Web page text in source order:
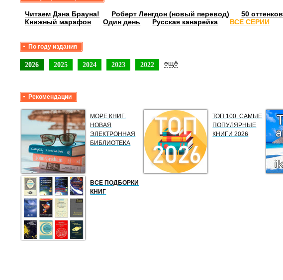
Читаем Дэна Брауна! Роберт Ленгдон (новый перевод) 50 оттенков
Книжный марафон
Один день Русская канарейка ВСЕ СЕРИИ
По году издания
2026 2025 2024 2023 2022 ещё
Рекомендации
МОРЕ КНИГ.
НОВАЯ
ЭЛЕКТРОННАЯ
БИБЛИОТЕКА
ТОП 100. САМЫЕ
ПОПУЛЯРНЫЕ
КНИГИ 2026
ВСЕ ПОДБОРКИ
КНИГ